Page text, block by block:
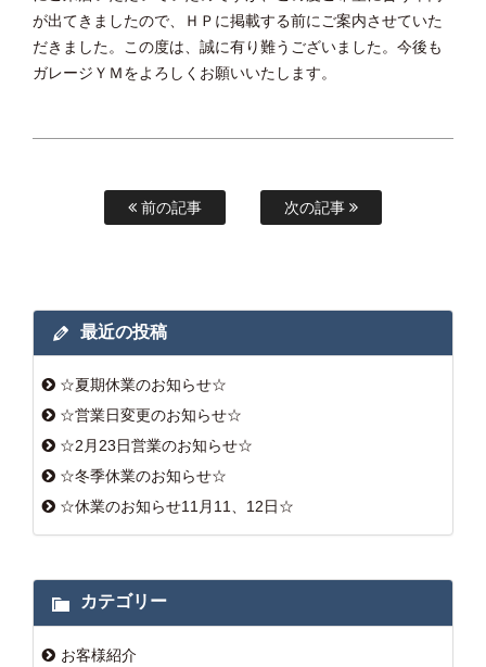
が出てきましたので、ＨＰに掲載する前にご案内させていた
だきました。この度は、誠に有り難うございました。今後も
ガレージＹＭをよろしくお願いいたします。
前の記事 次の記事
最近の投稿
☆夏期休業のお知らせ☆
☆営業日変更のお知らせ☆
☆2月23日営業のお知らせ☆
☆冬季休業のお知らせ☆
☆休業のお知らせ11月11、12日☆
カテゴリー
お客様紹介